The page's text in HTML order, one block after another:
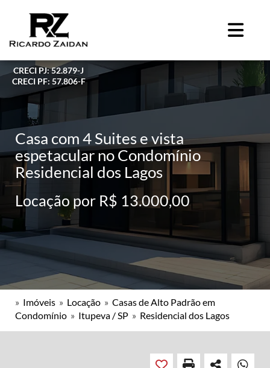
CRECI PJ: 52.879-J
CRECI PF: 57.806-F
Casa com 4 Suites e vista
espetacular no Condomínio
Residencial dos Lagos
Locação por R$ 13.000,00
» Imóveis » Locação » Casas de Alto Padrão em
Condomínio » Itupeva / SP » Residencial dos Lagos